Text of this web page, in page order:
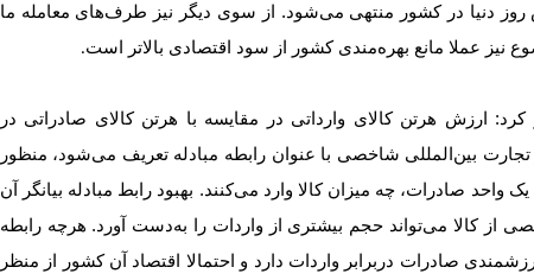
دنیا در کشور منتهی می‌شود. از سوی دیگر نیز طرف‌های معامله ما
نیز عملا مانع بهره‌مندی کشور از سود اقتصادی بالاتر است.
ارزش هر‌تن کالای وارداتی در مقایسه با هر‌تن کالای صادراتی در
بین‌المللی شاخصی با عنوان رابطه مبادله تعریف می‌شود، منظور
واحد صادرات، چه میزان کالا وارد می‌کنند. بهبود رابط مبادله بیانگر آن
کالا می‌تواند حجم بیشتری از واردات را به‌دست آورد. هرچه رابطه
صادرات در‌برابر واردات دارد و احتمالا اقتصاد آن کشور از منظر